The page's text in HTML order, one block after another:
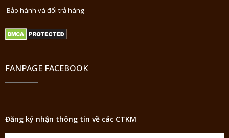
Bảo hành và đổi trả hàng
FANPAGE FACEBOOK
Đăng ký nhận thông tin về các CTKM